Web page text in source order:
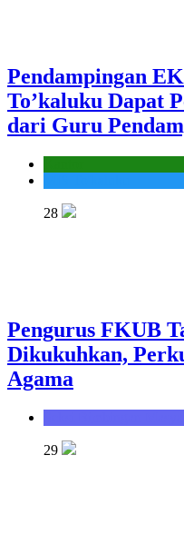
Pendampingan
To’kaluku Dapat
dari Guru
28
Pengurus FKUB
Dikukuhkan,
Agama
29